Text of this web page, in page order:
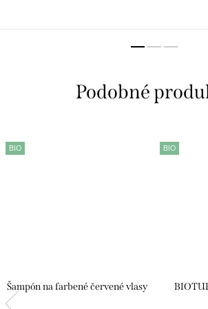
BIO
Šampón na farbené červené vlasy
BIO